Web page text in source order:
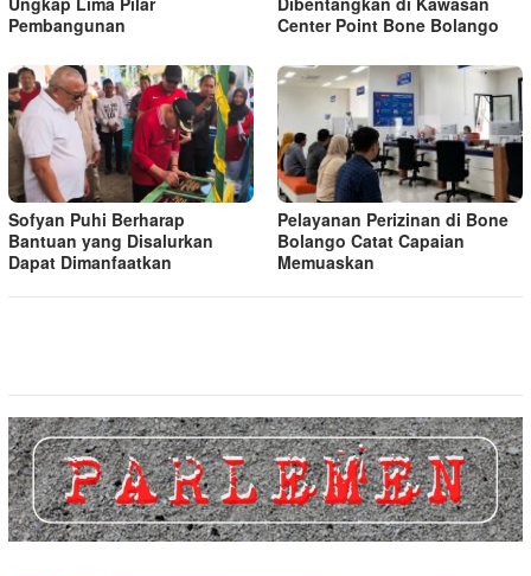
Pembangunan
Center Point Bone Bolango
Sofyan Puhi Berharap
Bantuan yang Disalurkan
Dapat Dimanfaatkan
Pelayanan Perizinan di Bone
Bolango Catat Capaian
Memuaskan